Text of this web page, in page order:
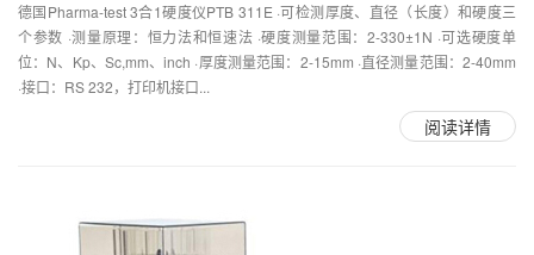
德国Pharma-test 3合1硬度仪PTB 311E ·可检测厚度、直径（长度）和硬度三
个参数 ·测量原理：恒力法和恒速法 ·硬度测量范围：2-330±1N ·可选硬度单
位：N、Kp、Sc,mm、inch ·厚度测量范围：2-15mm ·直径测量范围：2-40mm
·接口：RS 232，打印机接口...
阅读详情